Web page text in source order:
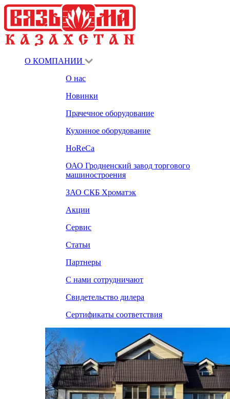
О КОМПАНИИ
О нас
Новинки
Прачечное оборудование
Кухонное оборудование
HoReCa
ОАО Гродненский завод торгового
машиностроения
ЗАО СКБ Хроматэк
Акции
Сервис
Статьи
Партнеры
С нами сотрудничают
Свидетельство дилера
Сертификаты соответствия